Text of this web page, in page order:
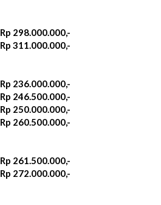
Rp 298.000.000,-
Rp 311.000.000,-
Rp 236.000.000,-
Rp 246.500.000,-
Rp 250.000.000,-
Rp 260.500.000,-
Rp 261.500.000,-
Rp 272.000.000,-